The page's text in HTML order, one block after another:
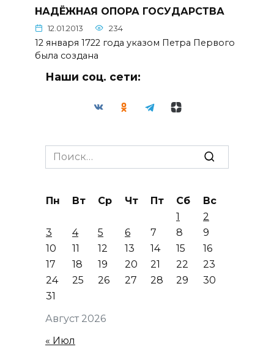
НАДЁЖНАЯ ОПОРА ГОСУДАРСТВА
12.01.2013 234
12 января 1722 года указом Петра Первого
была создана
Наши соц. сети:
Search
for:
Август 2026
Пн Вт Ср Чт Пт Сб
Вс
1
2
3
4 5 6 7 8
9
10
11 12 13 14 15
16
17
18 19 20 21 22
23
24
25 26 27 28 29
30
31
« Июл